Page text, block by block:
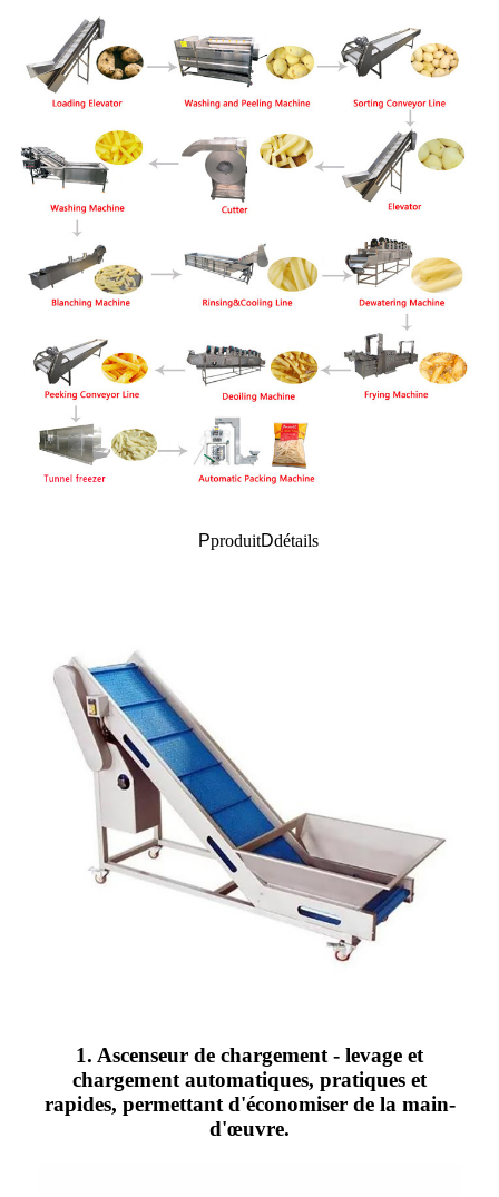
PproduitDdétails
1. Ascenseur de chargement - levage et
chargement automatiques, pratiques et
rapides, permettant d'économiser de la main-
d'œuvre.